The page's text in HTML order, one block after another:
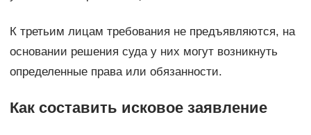
К третьим лицам требования не предъявляются, на
основании решения суда у них могут возникнуть
определенные права или обязанности.
Как составить исковое заявление